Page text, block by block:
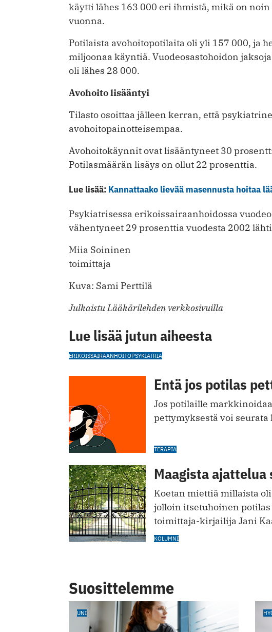
käytti lähes 163 000 eri ihmistä, mikä on
vuonna.
Potilaista avohoitopotilaita oli yli 157 000, ja
miljoonaa käyntiä. Vuodeosastohoidon
oli lähes 28 000.
Avohoito lisääntyi
Tilasto osoittaa jälleen kerran, että
avohoitopainotteisempaa.
Avohoitokäynnit ovat lisääntyneet 30
Potilasmäärän lisäys on ollut 22 prosenttia.
Lue lisää: Kannattaako lievää masennusta hoitaa
Psykiatrisessa erikoissairaanhoidossa
vähentyneet 29 prosenttia vuodesta 2002
Miia Soininen
toimittaja
Kuva: Sami Perttilä
Julkaistu Lääkärilehden verkkosivuilla
Lue lisää jutun aiheesta
ERIKOISSAIRAANHOITOPSYKIATRIA
Entä jos potilas
Jos potilaille
pettymyksestä voi
TERAPIA
Maagista
Koetan miettiä millaista
jolloin itsetuhoinen potilas
toimittaja-kirjailija Jani
KOLUMNI
Suosittelemme
UNI